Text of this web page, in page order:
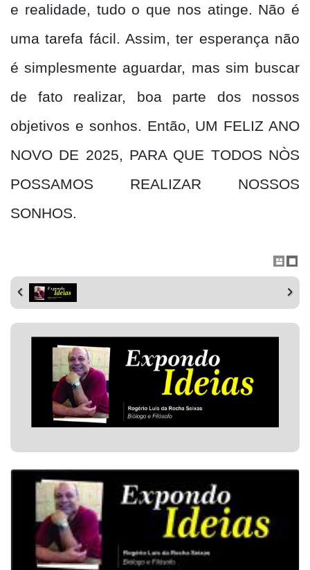
e realidade, tudo o que nos atinge. Não é
uma tarefa fácil. Assim, ter esperança não
é simplesmente aguardar, mas sim buscar
de fato realizar, boa parte dos nossos
objetivos e sonhos. Então, UM FELIZ ANO
NOVO DE 2025, PARA QUE TODOS NÒS
POSSAMOS REALIZAR NOSSOS
SONHOS.